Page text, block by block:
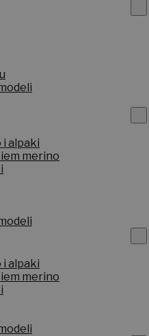
i alpaki
merino
i alpaki
merino